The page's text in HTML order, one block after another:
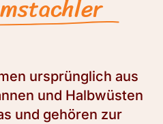
ursprünglich aus
und Halbwüsten
und gehören zur